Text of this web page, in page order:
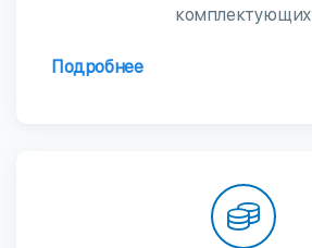
комплектующих
Подробнее